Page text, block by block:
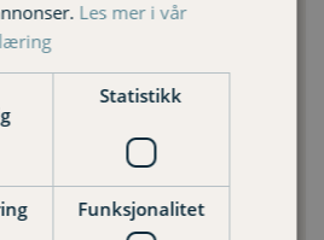
Les mer i vår
Statistikk
Funksjonalitet